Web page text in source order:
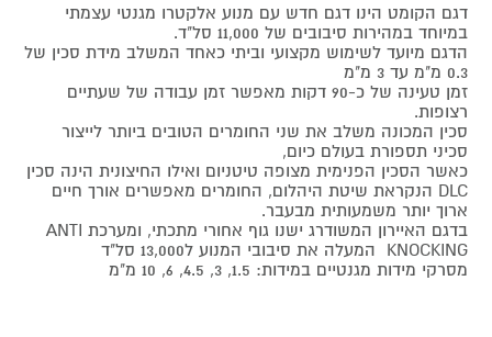
דגם הקומט הינו דגם חדש עם מנוע אלקטרו מגנטי עצמתי
במיוחד במהירות סיבובים של 11,000 סל"ד.
הדגם מיועד לשימוש מקצועי וביתי כאחד המשלב מידת סכין של
0.3 מ"מ עד 3 מ"מ
זמן טעינה של כ-90 דקות מאפשר זמן עבודה של שעתיים
רצופות.
סכין המכונה משלב את שני החומרים הטובים ביותר לייצור
סכיני תספורת בעולם כיום,
כאשר הסכין הפנימית מצופה טיטניום ואילו החיצונית הינה סכין
DLC הנקראת שיטת היהלום, החומרים מאפשרים אורך חיים
ארוך יותר משמעותית מבעבר.
בדגם האיירון המשודרג ישנו גוף אחורי מתכתי, ומערכת ANTI
KNOCKING המעלה את סיבובי המנוע ל13,000 סל"ד
מסרקי מידות מגנטיים במידות: 1.5, 3, 4.5, 6, 10 מ"מ